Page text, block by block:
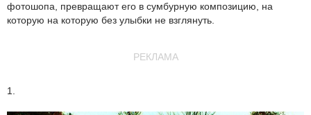
фотошопа, превращают его в сумбурную композицию, на
которую на которую без улыбки не взглянуть.
РЕКЛАМА
1.